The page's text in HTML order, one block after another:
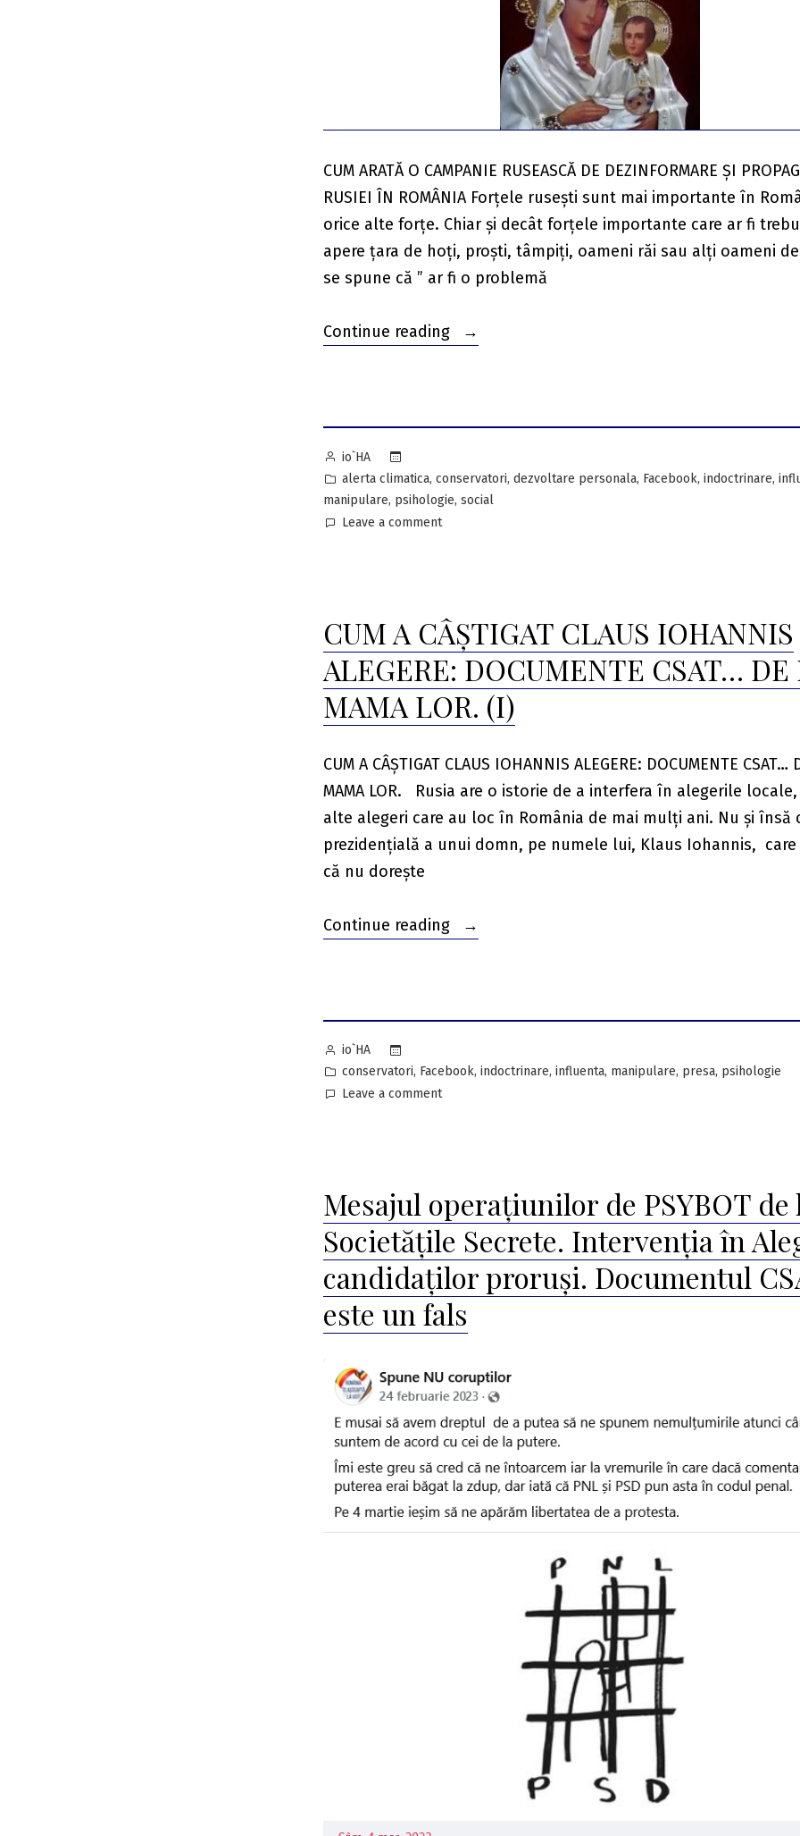
CUM ARATĂ O CAMPANIE RUSEASCĂ DE DEZINFORMARE ȘI
RUSIEI ÎN ROMÂNIA Forțele rusești sunt mai importante în
orice alte forțe. Chiar și decât forțele importante care ar fi
apere țara de hoți, proști, tâmpiți, oameni răi sau alți oameni
se spune că ” ar fi o problemă
Continue reading
“Cum
dezinformare
în
România.
Imagini
pentru
tari.”
Posted
by
io`HA
Posted
in
alerta climatica, conservatori, dezvoltare personala, Facebook, indoctrinare,
manipulare, psihologie, social
Leave a commenton
rusească
de
dezinformare
și
Propagandă
a
în
România.
Imagini
cei
CUM A CÂȘTIGAT CLAUS IOHANNIS
ALEGERE: DOCUMENTE CSAT… DE
MAMA LOR. (I)
CUM A CÂȘTIGAT CLAUS IOHANNIS ALEGERE: DOCUMENTE CSAT…
MAMA LOR. Rusia are o istorie de a interfera în alegerile
alte alegeri care au loc în România de mai mulți ani. Nu și însă
prezidențială a unui domn, pe numele lui, Klaus Iohannis,
că nu dorește
Continue reading
“CUM
LOR.
(I)”
Posted
by
io`HA
Posted
in
conservatori, Facebook, indoctrinare, influenta, manipulare, presa, psihologie
Leave a commenton
ALEGERE:
DOCUMENTE
CSAT…
DE
LA
MAMA
Mesajul operațiunilor de PSYBOT de
Societățile Secrete. Intervenția în
candidaților proruși. Documentul
este un fals